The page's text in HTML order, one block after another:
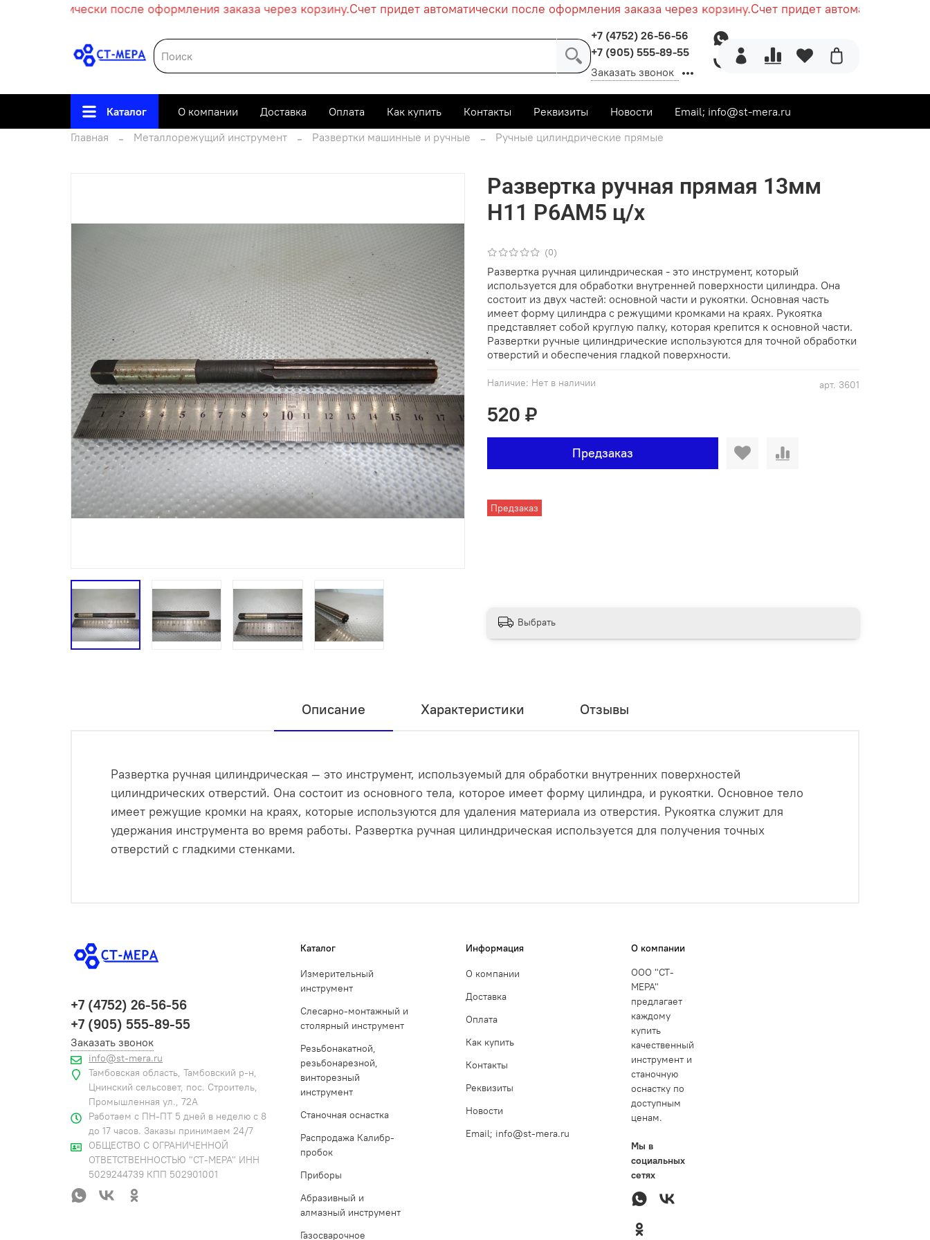
автоматически после оформления заказа через корзину.Счет придет автоматически после оформления заказа через корзину.Счет придет автоматически
+7 (4752) 26-56-56
+7 (905) 555-89-55
Заказать звонок
Каталог О компании Доставка Оплата Как купить Контакты Реквизиты Новости
Email; info@st-mera.ru
Главная
Металлорежущий инструмент Развертки машинные и ручные Ручные цилиндрические прямые
(0)
арт. 3601
Наличие: Нет в наличии
Предзаказ
Развертка ручная прямая 13мм
Н11 Р6АМ5 ц/х
520 ₽
Предзаказ
Развертка ручная цилиндрическая - это инструмент, который
используется для обработки внутренней поверхности цилиндра. Она
состоит из двух частей: основной части и рукоятки. Основная часть
имеет форму цилиндра с режущими кромками на краях. Рукоятка
представляет собой круглую палку, которая крепится к основной части.
Развертки ручные цилиндрические используются для точной обработки
отверстий и обеспечения гладкой поверхности.
Выбрать
Описание Характеристики Отзывы
Развертка ручная цилиндрическая — это инструмент, используемый для обработки внутренних поверхностей
цилиндрических отверстий. Она состоит из основного тела, которое имеет форму цилиндра, и рукоятки. Основное тело
имеет режущие кромки на краях, которые используются для удаления материала из отверстия. Рукоятка служит для
удержания инструмента во время работы. Развертка ручная цилиндрическая используется для получения точных
отверстий с гладкими стенками.
Каталог
Измерительный
инструмент
Слесарно-монтажный и
столярный инструмент
Резьбонакатной,
резьбонарезной,
винторезный
инструмент
Станочная оснастка
Распродажа Калибр-
пробок
Приборы
Абразивный и
алмазный инструмент
Газосварочное
Информация
О компании
Доставка
Оплата
Как купить
Контакты
Реквизиты
Новости
Email; info@st-mera.ru
О компании
ООО "СТ-
МЕРА"
предлагает
каждому
купить
качественный
инструмент и
станочную
оснастку по
доступным
ценам.
Мы в
социальных
сетях
+7 (4752) 26-56-56
+7 (905) 555-89-55
Заказать звонок
info@st-mera.ru
Тамбовская область, Тамбовский р-н,
Цнинский сельсовет, пос. Строитель,
Промышленная ул., 72А
Работаем с ПН-ПТ 5 дней в неделю с 8
до 17 часов. Заказы принимаем 24/7
ОБЩЕСТВО С ОГРАНИЧЕННОЙ
ОТВЕТСТВЕННОСТЬЮ "СТ-МЕРА" ИНН
5029244739 КПП 502901001